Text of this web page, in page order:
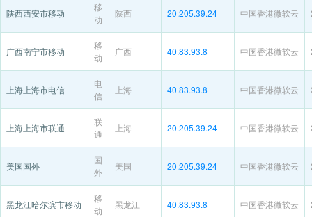
陕西西安市移动
移
动
陕西 20.205.39.24 中国香港微软云
广西南宁市移动
移
动
广西 40.83.93.8 中国香港微软云
上海上海市电信
电
信
上海 40.83.93.8 中国香港微软云
上海上海市联通
联
通
上海 20.205.39.24 中国香港微软云
美国国外
国
外
美国 20.205.39.24 中国香港微软云
黑龙江哈尔滨市移动
移
动
黑龙江 40.83.93.8 中国香港微软云